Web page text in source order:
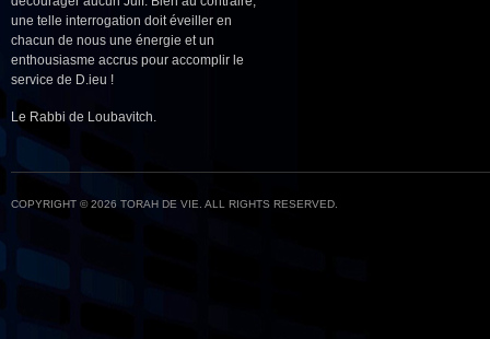
une telle interrogation doit éveiller en
chacun de nous une énergie et un
enthousiasme accrus pour accomplir le
service de D.ieu !
Le Rabbi de Loubavitch.
COPYRIGHT © 2026 TORAH DE VIE. ALL RIGHTS RESERVED.